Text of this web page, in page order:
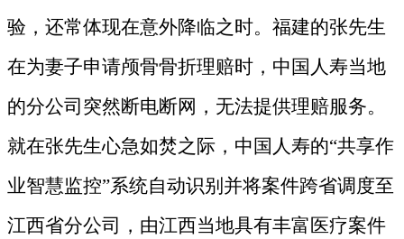
验，还常体现在意外降临之时。福建的张先生
在为妻子申请颅骨骨折理赔时，中国人寿当地
的分公司突然断电断网，无法提供理赔服务。
就在张先生心急如焚之际，中国人寿的“共享作
业智慧监控”系统自动识别并将案件跨省调度至
江西省分公司，由江西当地具有丰富医疗案件